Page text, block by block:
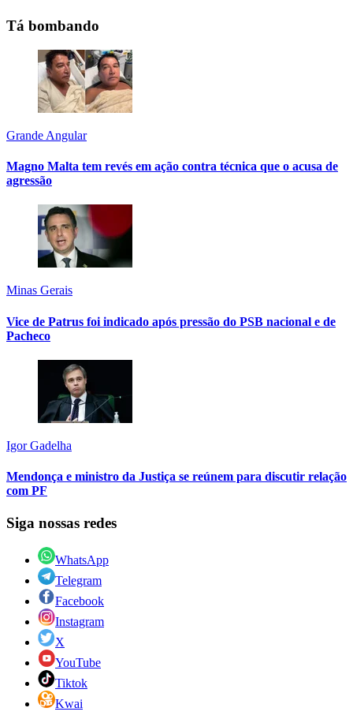
Tá bombando
Grande Angular
Magno Malta tem revés em ação contra técnica que o acusa de
agressão
Minas Gerais
Vice de Patrus foi indicado após pressão do PSB nacional e de
Pacheco
Igor Gadelha
Mendonça e ministro da Justiça se reúnem para discutir relação
com PF
Siga nossas redes
WhatsApp
Telegram
Facebook
Instagram
X
YouTube
Tiktok
Kwai